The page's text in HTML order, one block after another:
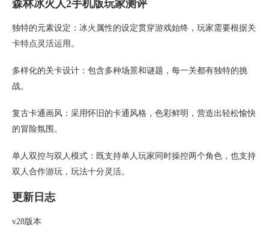
森林冰火人2手机版玩家测评
独特的元素设定：冰火属性的设定贯穿游戏始终，玩家需要根据关
卡特点灵活运用。
多样化的关卡设计：包含多种场景和谜题，每一关都有独特的挑
战。
复古卡通画风：采用怀旧的卡通风格，色彩鲜明，营造出轻松愉快
的冒险氛围。
单人双控与双人模式：既支持单人玩家同时操控两个角色，也支持
双人合作游玩，玩法十分灵活。
更新日志
v28版本